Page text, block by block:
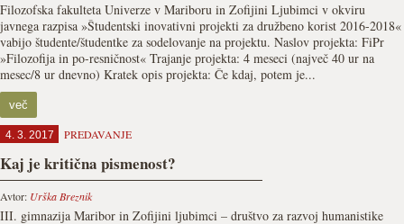
Filozofska fakulteta Univerze v Mariboru in Zofijini Ljubimci v okviru
javnega razpisa »Študentski inovativni projekti za družbeno korist 2016-2018«
vabijo študente/študentke za sodelovanje na projektu. Naslov projekta: FiPr
»Filozofija in po-resničnost« Trajanje projekta: 4 meseci (največ 40 ur na
mesec/8 ur dnevno) Kratek opis projekta: Če kdaj, potem je...
več
4. 3. 2017 PREDAVANJE
Kaj je kritična pismenost?
Avtor: Urška Breznik
III. gimnazija Maribor in Zofijini ljubimci – društvo za razvoj humanistike